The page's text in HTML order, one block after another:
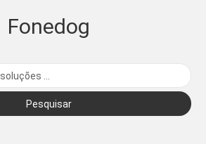
Fonedog
Pesquisar